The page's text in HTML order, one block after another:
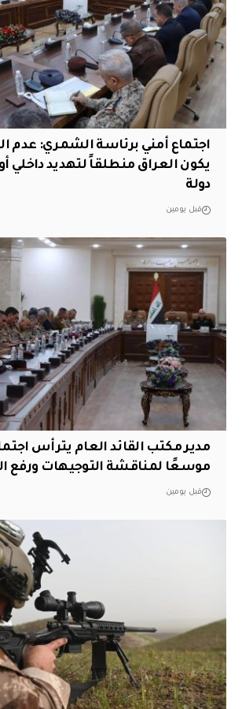
اجتماع أمني برئاسة الشمري: عدم
يكون العراق منطلقاً لتهديد داخلي
دولة
قبل يومين
مدير مكتب القائد العام يترأس
موسعًا لمناقشة التوجيهات ورفع
قبل يومين